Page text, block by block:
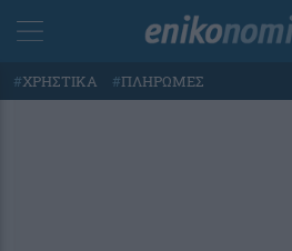
#ΧΡΗΣΤΙΚΑ #ΠΛΗΡΩΜΕΣ